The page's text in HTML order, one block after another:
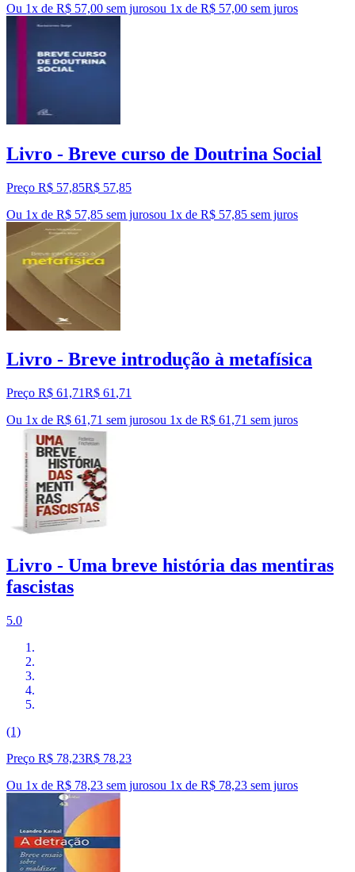
Ou 1x de R$ 57,00 sem jurosou 1x de R$ 57,00 sem juros
Livro - Breve curso de Doutrina Social
Preço R$ 57,85R$ 57,85
Ou 1x de R$ 57,85 sem jurosou 1x de R$ 57,85 sem juros
Livro - Breve introdução à metafísica
Preço R$ 61,71R$ 61 ,71
Ou 1x de R$ 61,71 sem jurosou 1x de R$ 61,71 sem juros
Livro - Uma breve história das mentiras
fascistas
5.0
(1)
Preço R$ 78,23R$ 78,23
Ou 1x de R$ 78,23 sem jurosou 1x de R$ 78,23 sem juros